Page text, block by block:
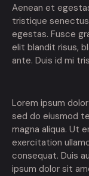
Aenean et
tristique
egestas. Fusce
elit blandit risus,
ante. Duis id mi
Lorem ipsum
sed do eiusmod
magna aliqua. Ut
exercitation
consequat. Duis
ipsum dolor sit